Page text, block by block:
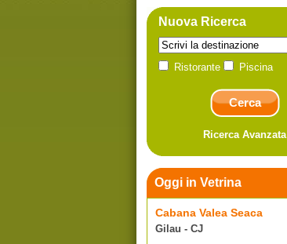
Nuova Ricerca
Ristorante Piscina
Ricerca Avanzata
Oggi in Vetrina
Cabana Valea Seaca
Gilau - CJ